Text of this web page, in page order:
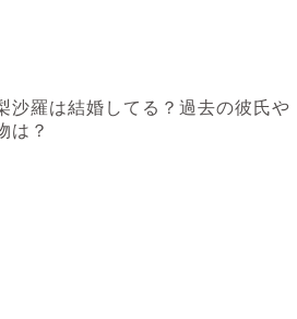
沙羅は結婚してる？過去の彼氏や
は？